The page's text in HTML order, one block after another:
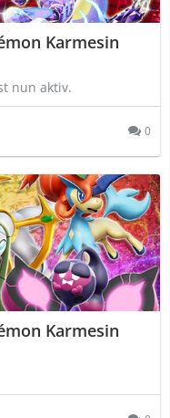
Karmesin
nun aktiv.
0
Karmesin